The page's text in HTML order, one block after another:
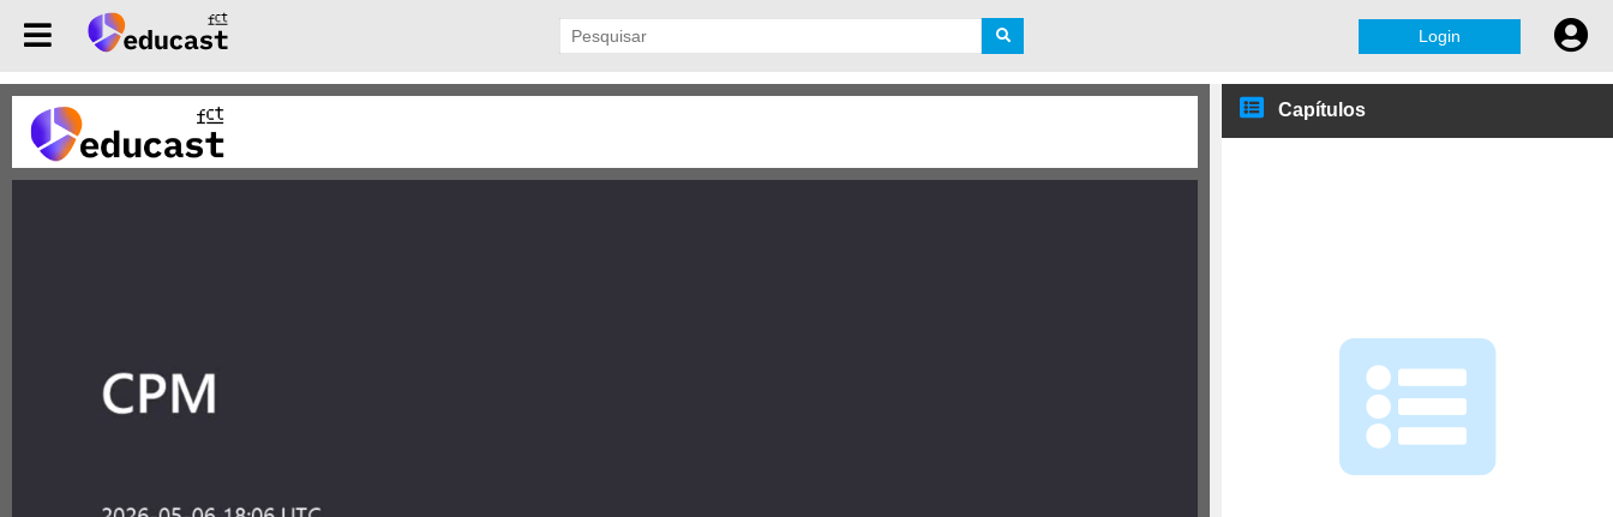
Login
Capítulos
Forma trigonométrica dos
números complexos